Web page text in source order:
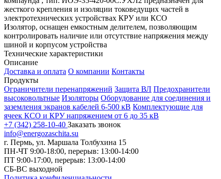
жесткого крепления и изоляции токоведущих частей в
электротехнических устройствах КРУ или КСО
Изолятор, оснащен емкостным делителем, позволяющим
контролировать наличие или отсутствие напряжения между
шиной и корпусом устройства
Технические характеристики
Описание
Доставка и оплата О компании Контакты
Продукты
Ограничители перенапряжений Защита ВЛ Предохранители
высоковольтные Изоляторы Оборудование для соединения и
заземления экранов кабелей 6-500 кВ Комплектующие для
ячеек КСО и КРУ напряжением от 6 до 35 кВ
+7 (342) 258-10-40 Заказать звонок
info@energozaschita.su
г. Пермь, ул. Маршала Толбухина 15
ПН-ЧТ 9:00-18:00, перерыв: 13:00-14:00
ПТ 9:00-17:00, перерыв: 13:00-14:00
СБ-ВС выходной